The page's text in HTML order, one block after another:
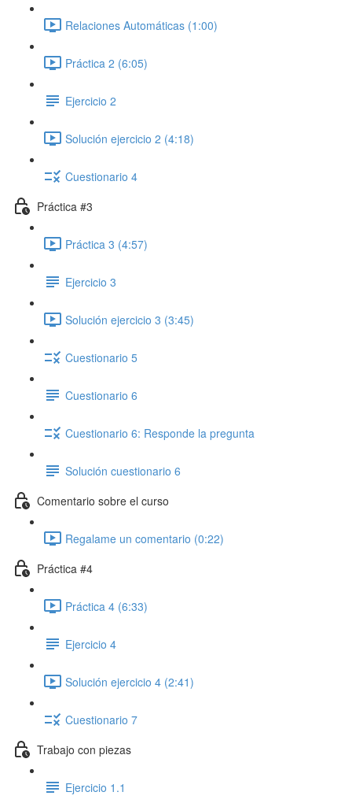
Relaciones Automáticas (1:00)
Práctica 2 (6:05)
Ejercicio 2
Solución ejercicio 2 (4:18)
Cuestionario 4
Práctica #3
Práctica 3 (4:57)
Ejercicio 3
Solución ejercicio 3 (3:45)
Cuestionario 5
Cuestionario 6
Cuestionario 6: Responde la pregunta
Solución cuestionario 6
Comentario sobre el curso
Regalame un comentario (0:22)
Práctica #4
Práctica 4 (6:33)
Ejercicio 4
Solución ejercicio 4 (2:41)
Cuestionario 7
Trabajo con piezas
Ejercicio 1.1